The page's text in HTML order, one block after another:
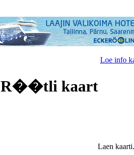
Loe info
R��tli kaart
Laen